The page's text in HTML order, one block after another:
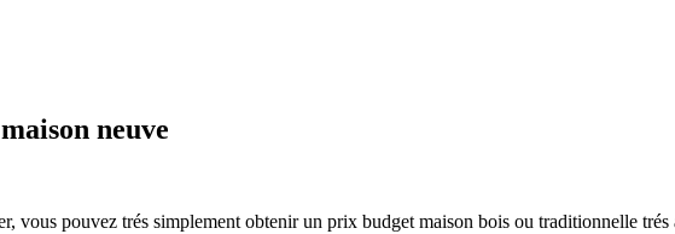
neuve
vous pouvez trés simplement obtenir un prix budget maison bois ou traditionnelle